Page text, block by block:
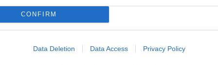
CONFIRM
Data Deletion Data Access Privacy Policy
Απορεί κανείς πώς το έχτισαν… Μία
βράχους και από κάτω να βράζει ο